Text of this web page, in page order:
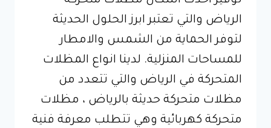
الرياض والتي تعتبر ابرز الحلول الحديثة
لتوفر الحماية من الشمس والامطار
للمساحات المنزلية. لدينا انواع المظلات
المتحركة في الرياض والتي تتعدد من
مظلات متحركة حديثة بالرياض ، مظلات
متحركة كهربائية وهي تتطلب معرفة فنية